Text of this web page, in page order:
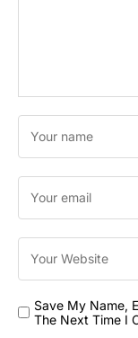
Save My Name,
The Next Time I